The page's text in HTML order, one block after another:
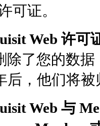
可证。
Web 许可
除了您的数
后，他们将
Web 与